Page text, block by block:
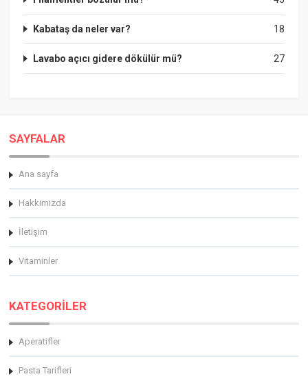
18
Kabataş da neler var?
27
Lavabo açıcı gidere dökülür mü?
SAYFALAR
Ana sayfa
Hakkimizda
İletişim
Vitaminler
KATEGORİLER
Aperatifler
Pasta Tarifleri